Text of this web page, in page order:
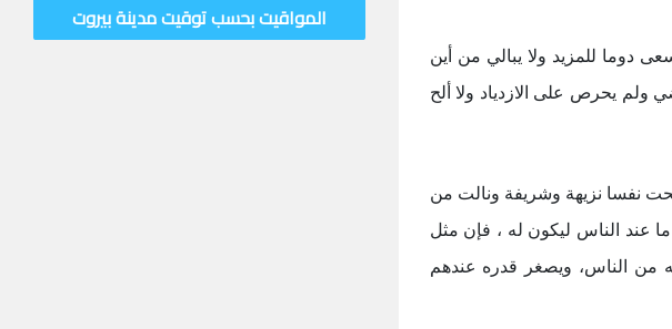
دوما للمزيد ولا يبالي من أين
ولم يحرص على الازدياد ولا ألح
نفسا نزيهة وشريفة ونالت من
عند الناس ليكون له ، فإن مثل
الناس، ويصغر قدره عندهم
المواقيت بحسب توقيت مدينة بيروت